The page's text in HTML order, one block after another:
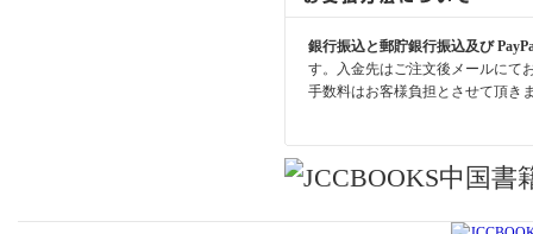
銀行振込と郵貯銀行振込及び
す。入金先はご注文後メールにて
手数料はお客様負担とさせて頂き